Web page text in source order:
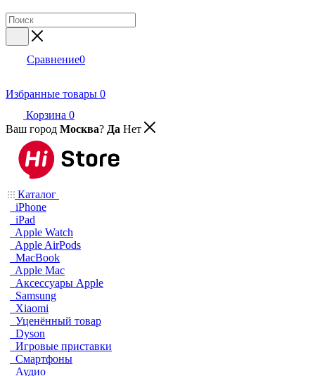
Сравнение0
Избранные товары 0
Корзина 0
Ваш город Москва? Да Нет
Каталог
iPhone
iPad
Apple Watch
Apple AirPods
MacBook
Apple Mac
Аксессуары Apple
Samsung
Xiaomi
Уценённый товар
Dyson
Игровые приставки
Смартфоны
Аудио